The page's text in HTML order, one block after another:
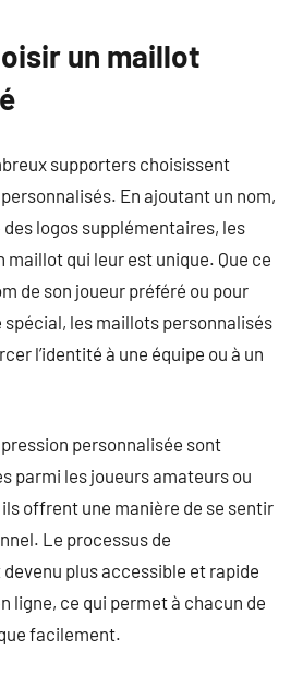
un maillot
supporters choisissent
En ajoutant un nom,
logos supplémentaires, les
qui leur est unique. Que ce
de son joueur préféré ou pour
les maillots personnalisés
l’identité à une équipe ou à un
personnalisée sont
parmi les joueurs amateurs ou
offrent une manière de se sentir
Le processus de
plus accessible et rapide
ligne, ce qui permet à chacun de
facilement.